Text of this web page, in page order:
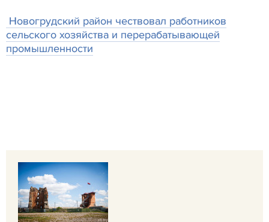
Новогрудский район чествовал работников
сельского хозяйства и перерабатывающей
промышленности